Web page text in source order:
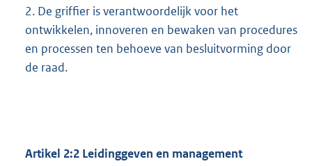
2. De griffier is verantwoordelijk voor het
ontwikkelen, innoveren en bewaken van procedures
en processen ten behoeve van besluitvorming door
de raad.
Artikel 2:2 Leidinggeven en management